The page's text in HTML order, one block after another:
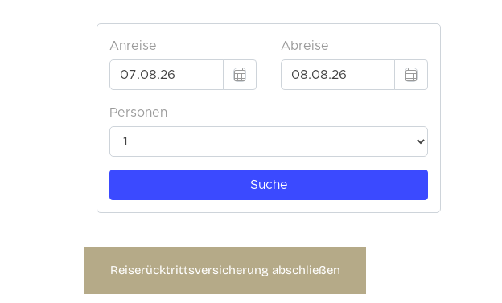
Reiserücktrittsversicherung abschließen